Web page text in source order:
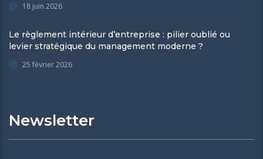
18 juin 2026
Le règlement intérieur d’entreprise : pilier oublié ou
levier stratégique du management moderne ?
25 février 2026
Newsletter